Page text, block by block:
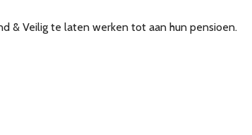
& Veilig te laten werken tot aan hun pensioen.